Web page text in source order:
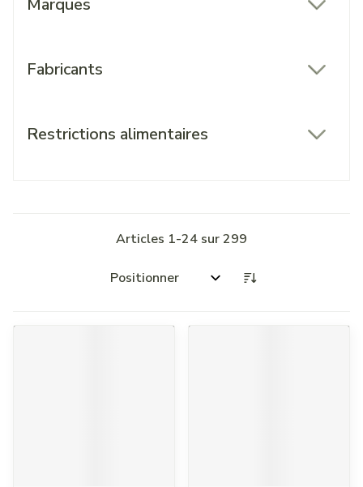
Marques
Fabricants
Restrictions alimentaires
Articles 1-24 sur299
Trier par: